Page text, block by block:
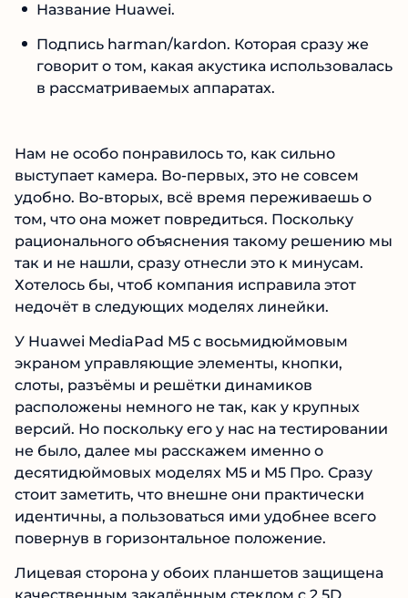
Название Huawei.
Подпись harman/kardon. Которая сразу же
говорит о том, какая акустика использовалась
в рассматриваемых аппаратах.
Нам не особо понравилось то, как сильно
выступает камера. Во-первых, это не совсем
удобно. Во-вторых, всё время переживаешь о
том, что она может повредиться. Поскольку
рационального объяснения такому решению мы
так и не нашли, сразу отнесли это к минусам.
Хотелось бы, чтоб компания исправила этот
недочёт в следующих моделях линейки.
У Huawei MediaPad M5 с восьмидюймовым
экраном управляющие элементы, кнопки,
слоты, разъёмы и решётки динамиков
расположены немного не так, как у крупных
версий. Но поскольку его у нас на тестировании
не было, далее мы расскажем именно о
десятидюймовых моделях M5 и M5 Про. Сразу
стоит заметить, что внешне они практически
идентичны, а пользоваться ими удобнее всего
повернув в горизонтальное положение.
Лицевая сторона у обоих планшетов защищена